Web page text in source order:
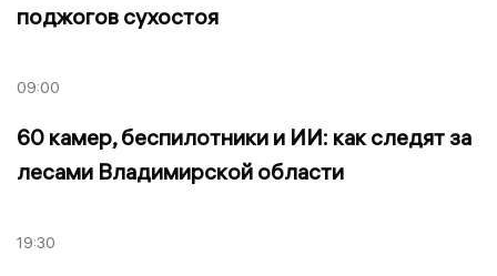
поджогов сухостоя
09:00
60 камер, беспилотники и ИИ: как следят за
лесами Владимирской области
19:30